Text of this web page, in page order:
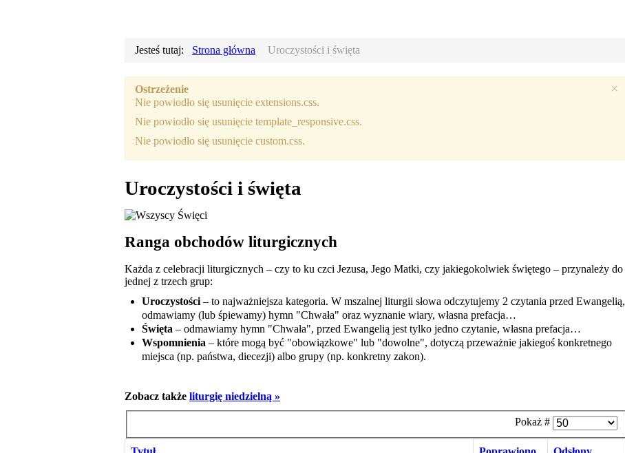
Jesteś tutaj: Strona główna Uroczystości i święta
×
Ostrzeżenie
Nie powiodło się usunięcie extensions.css.
Nie powiodło się usunięcie template_responsive.css.
Nie powiodło się usunięcie custom.css.
Uroczystości i święta
Ranga obchodów liturgicznych
Każda z celebracji liturgicznych – czy to ku czci Jezusa, Jego Matki, czy jakiegokolwiek świętego – przynależy do
jednej z trzech grup:
Uroczystości – to najważniejsza kategoria. W mszalnej liturgii słowa odczytujemy 2 czytania przed Ewangelią,
odmawiamy (lub śpiewamy) hymn "Chwała" oraz wyznanie wiary, własna prefacja…
Święta – odmawiamy hymn "Chwała", przed Ewangelią jest tylko jedno czytanie, własna prefacja…
Wspomnienia – które mogą być "obowiązkowe" lub "dowolne", dotyczą przeważnie jakiegoś konkretnego
miejsca (np. państwa, diecezji) albo grupy (np. konkretny zakon).
Zobacz także liturgię niedzielną »
Pokaż #